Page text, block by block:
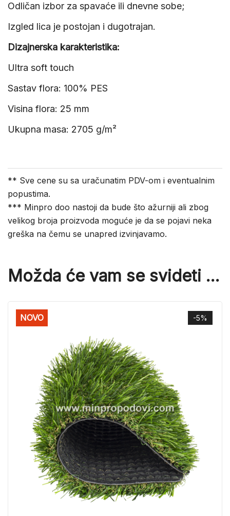
Odličan izbor za spavaće ili dnevne sobe;
Izgled lica je postojan i dugotrajan.
Dizajnerska karakteristika:
Ultra soft touch
Sastav flora: 100% PES
Visina flora: 25 mm
Ukupna masa: 2705 g/m²
** Sve cene su sa uračunatim PDV-om i eventualnim
popustima.
*** Minpro doo nastoji da bude što ažurniji ali zbog
velikog broja proizvoda moguće je da se pojavi neka
greška na čemu se unapred izvinjavamo.
Možda će vam se svideti …
-5%
NOVO